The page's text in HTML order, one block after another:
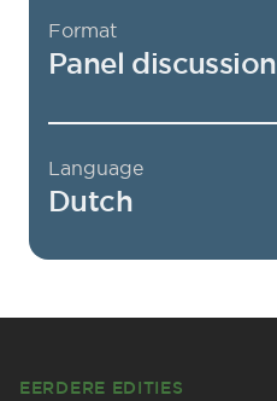
Format
Panel discussion
Language
Dutch
EERDERE EDITIES